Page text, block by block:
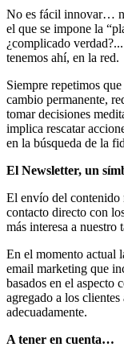
No es fácil innovar…
el que se impone la
¿complicado
tenemos ahí, en la red.
Siempre repetimos
cambio permanente,
tomar decisiones
implica rescatar
en la búsqueda de la
El Newsletter, un
El envío del contenido
contacto directo con
más interesa a nuestro
En el momento actual
email marketing que
basados en el aspecto
agregado a los
adecuadamente.
A tener en cuenta…